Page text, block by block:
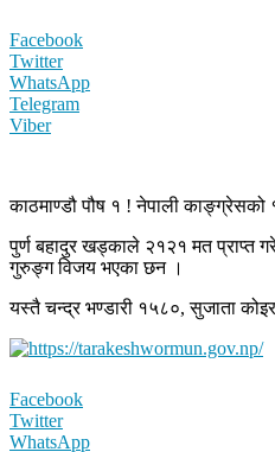
Facebook
Twitter
WhatsApp
Telegram
Viber
काठमाण्डौ पौष १ ! नेपाली
पुर्ण बहादुर खड्काले २१२१ मत प्राप्त
गुरुङ्ग विजय भएका छन ।
यस्तै चन्द्र भण्डारी १५८०, सुजाता
Facebook
Twitter
WhatsApp